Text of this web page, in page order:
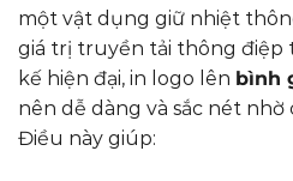
một vật dụng giữ nhiệt
giá trị truyền tải thông điệp
kế hiện đại, in logo lên bình
nên dễ dàng và sắc nét
Điều này giúp: